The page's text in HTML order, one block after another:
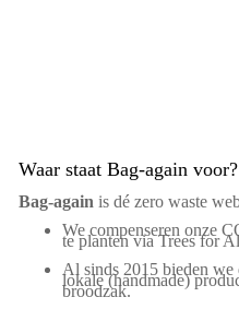
Waar staat Bag-again voor?
Bag‑again is dé zero waste
We compenseren onze
te planten via Trees for
Al sinds 2015 bieden we
lokale (handmade)
broodzak.